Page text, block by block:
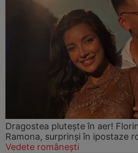
Dragostea plutește în aer!
Ramona, surprinși în ipostaze
Vedete românești